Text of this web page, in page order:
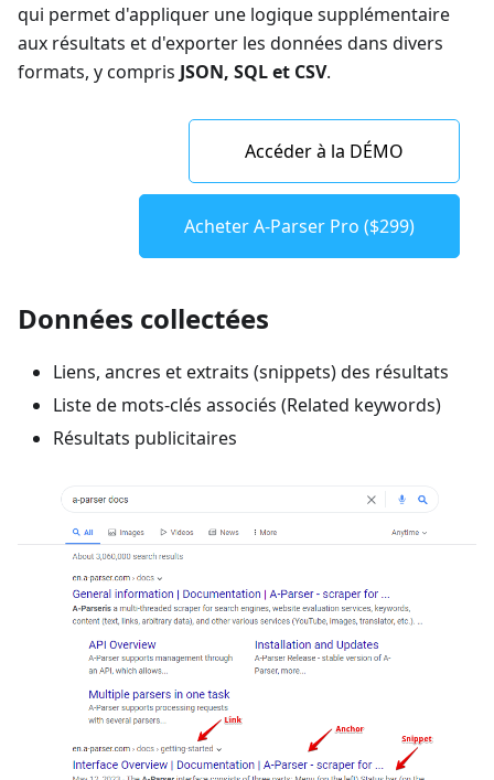
qui permet d'appliquer une logique supplémentaire
aux résultats et d'exporter les données dans divers
formats, y compris JSON, SQL et CSV.
Accéder à la DÉMO
Acheter A-Parser Pro ($299)
Données collectées
Liens, ancres et extraits (snippets) des résultats
Liste de mots-clés associés (Related keywords)
Résultats publicitaires